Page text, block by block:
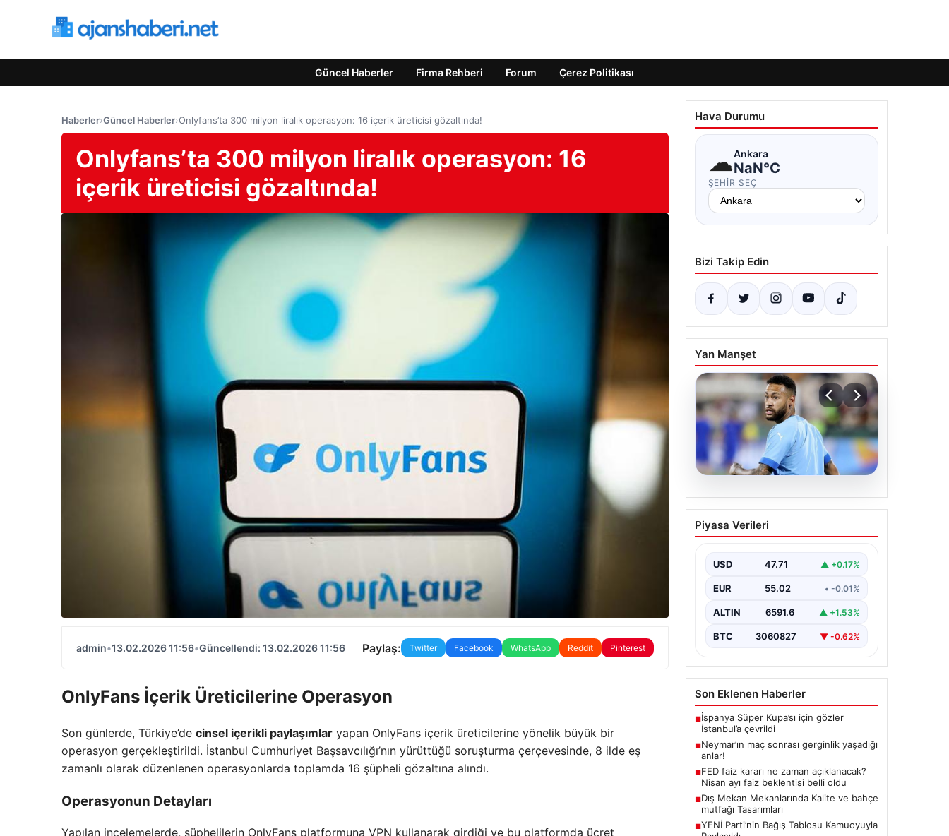
Güncel Haberler Firma Rehberi Forum Çerez Politikası
Haberler›Güncel Haberler›Onlyfans’ta 300 milyon liralık operasyon: 16 içerik üreticisi gözaltında!
Onlyfans’ta 300 milyon liralık operasyon: 16
içerik üreticisi gözaltında!
admin•13.02.2026 11:56•Güncellendi: 13.02.2026 11:56 Paylaş: Twitter Facebook WhatsApp Reddit Pinterest
OnlyFans İçerik Üreticilerine Operasyon
Son günlerde, Türkiye’de cinsel içerikli paylaşımlar yapan OnlyFans içerik üreticilerine yönelik büyük bir
operasyon gerçekleştirildi. İstanbul Cumhuriyet Başsavcılığı’nın yürüttüğü soruşturma çerçevesinde, 8 ilde eş
zamanlı olarak düzenlenen operasyonlarda toplamda 16 şüpheli gözaltına alındı.
Operasyonun Detayları
Yapılan incelemelerde, şüphelilerin OnlyFans platformuna VPN kullanarak girdiği ve bu platformda ücret
Hava Durumu
☁Ankara
NaN°C
ŞEHIR SEÇ
Bizi Takip Edin
Yan Manşet
05.08.2026
Neymar’ın maç sonrası
gerginlik yaşadığı anlar!
Piyasa Verileri
USD 47.71 ▲ +0.17%
EUR 55.02 • -0.01%
ALTIN 6591.6 ▲ +1.53%
BTC 3060827 ▼ -0.62%
Son Eklenen Haberler
■İspanya Süper Kupa’sı için gözler
İstanbul’a çevrildi
■Neymar’ın maç sonrası gerginlik yaşadığı
anlar!
■FED faiz kararı ne zaman açıklanacak?
Nisan ayı faiz beklentisi belli oldu
■Dış Mekan Mekanlarında Kalite ve bahçe
mutfağı Tasarımları
■YENİ Parti’nin Bağış Tablosu Kamuoyuyla